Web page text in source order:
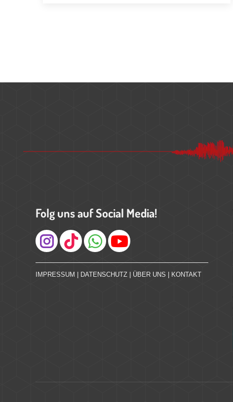
Folg uns auf Social Media!
Instagram
IMPRESSUM DATENSCHUTZ ÜBER UNS KONTAKT